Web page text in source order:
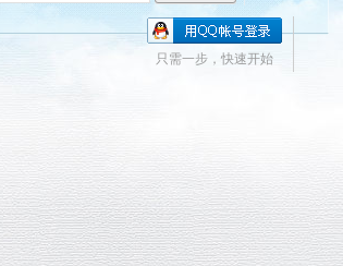
只需一步，快速开始